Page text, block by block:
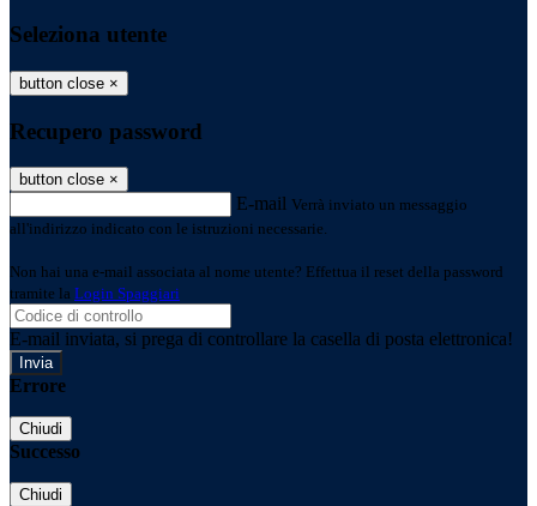
Seleziona utente
button close ×
Recupero password
button close ×
E-mail Verrà inviato un messaggio
all'indirizzo indicato con le istruzioni necessarie.
Non hai una e-mail associata al nome utente? Effettua il reset della password
tramite la Login Spaggiari
E-mail inviata, si prega di controllare la casella di posta elettronica!
Errore
Chiudi
Successo
Chiudi